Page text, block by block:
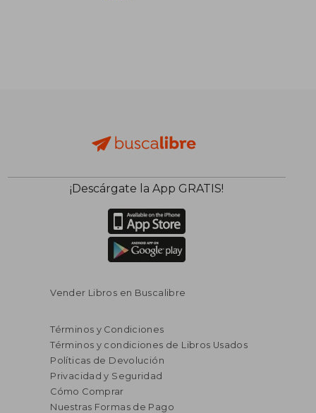
¡Descárgate la App GRATIS!
Vender Libros en Buscalibre
Términos y Condiciones
Términos y condiciones de Libros Usados
Políticas de Devolución
Privacidad y Seguridad
Cómo Comprar
Nuestras Formas de Pago